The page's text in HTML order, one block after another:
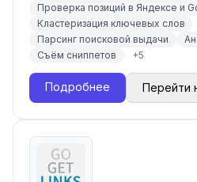
Проверка позиций в Яндексе и
Кластеризация ключевых слов
Парсинг поисковой выдачи
Съём сниппетов
+5
Подробнее Перейти